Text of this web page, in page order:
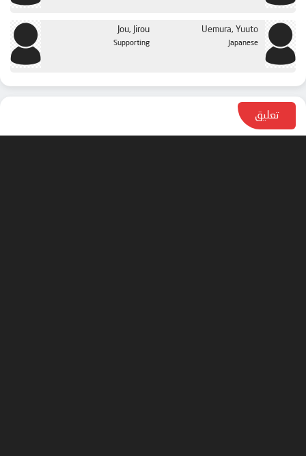
Jou, Jirou
Supporting
Uemura, Yuuto
Japanese
تعليق